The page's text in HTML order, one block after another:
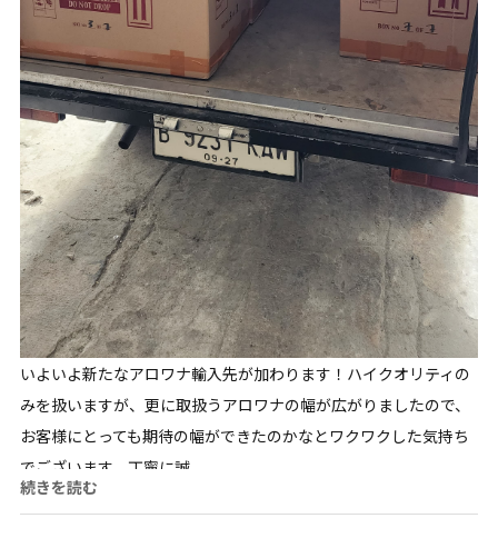
いよいよ新たなアロワナ輸入先が加わります！ハイクオリティの
みを扱いますが、更に取扱うアロワナの幅が広がりましたので、
お客様にとっても期待の幅ができたのかなとワクワクした気持ち
でございます。丁寧に誠...
続きを読む